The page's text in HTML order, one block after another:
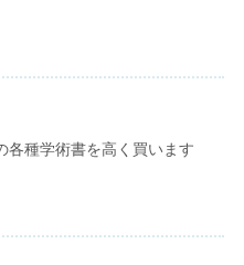
各種学術書を高く買います